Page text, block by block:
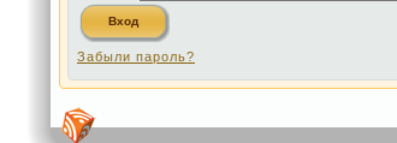
Забыли пароль?